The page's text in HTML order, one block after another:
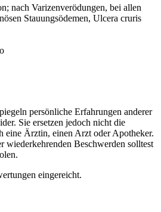
nach Varizenverödungen, bei allen
Stauungsödemen, Ulcera cruris
persönliche Erfahrungen anderer
Sie ersetzen jedoch nicht die
eine Ärztin, einen Arzt oder Apotheker.
wiederkehrenden Beschwerden solltest
eingereicht.